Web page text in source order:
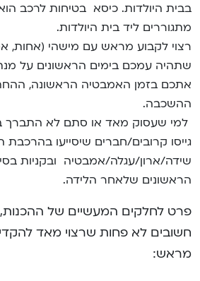
בבית היולדות. כיסא בטיחות לרכב
מתגוררים ליד בית היולדות.
רצוי לקבוע מראש עם מישהי (אחות,
שתהיה עמכם בימים הראשונים על
אתכם בזמן האמבטיה הראשונה,
ההשכבה.
למי שעסוק מאד או סתם לא התברך
גייסו קרובים/חברים שיסייעו
שידה/ארון/עגלה/אמבטיה ובקניות
הראשונים שלאחר הלידה.
פרט לחלקים המעשיים של
חשובים לא פחות שרצוי מאד
מראש: